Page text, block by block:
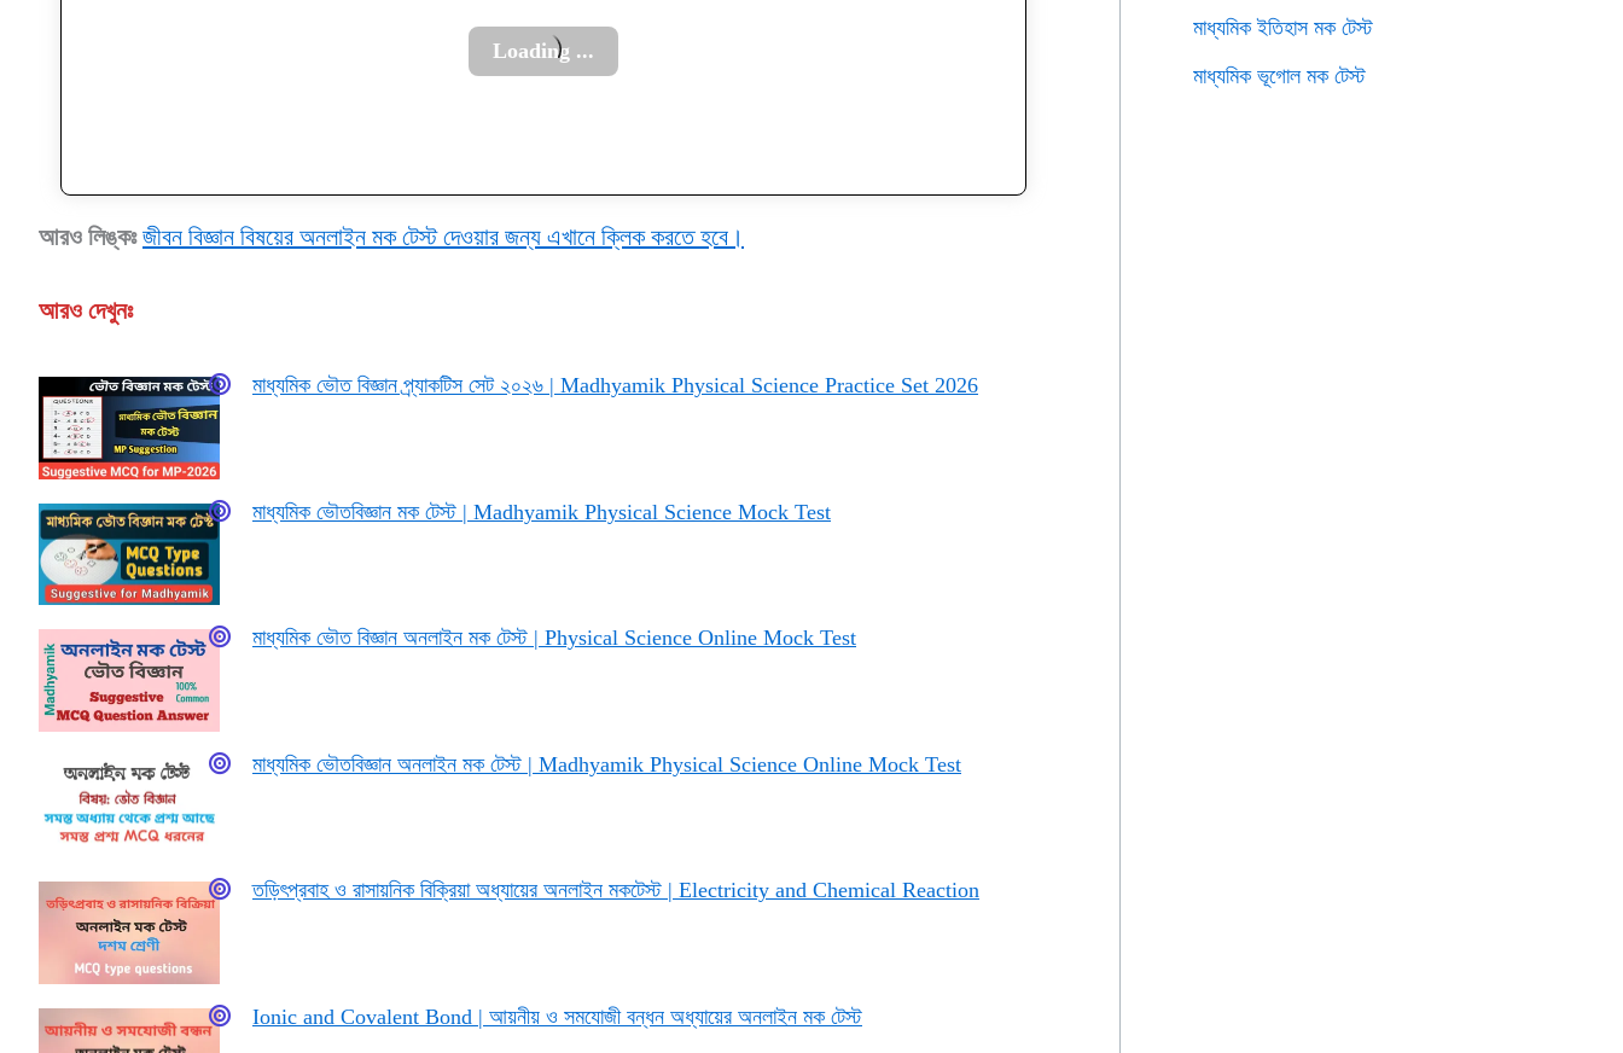
আরও লিঙ্কঃ জীবন বিজ্ঞান বিষয়ের অনলাইন মক টেস্ট দেওয়ার জন্য এখানে ক্লিক করতে হবে।
আরও দেখুনঃ
মাধ্যমিক ভৌত বিজ্ঞান প্র্যাকটিস সেট ২০২৬ | Madhyamik Physical Science Practice Set 2026
মাধ্যমিক ভৌতবিজ্ঞান মক টেস্ট | Madhyamik Physical Science Mock Test
মাধ্যমিক ভৌত বিজ্ঞান অনলাইন মক টেস্ট | Physical Science Online Mock Test
মাধ্যমিক ভৌতবিজ্ঞান অনলাইন মক টেস্ট | Madhyamik Physical Science Online Mock Test
তড়িৎপ্রবাহ ও রাসায়নিক বিক্রিয়া অধ্যায়ের অনলাইন মকটেস্ট | Electricity and Chemical Reaction
Ionic and Covalent Bond | আয়নীয় ও সমযোজী বন্ধন অধ্যায়ের অনলাইন মক টেস্ট
মাধ্যমিক ইতিহাস মক টেস্ট
মাধ্যমিক ভূগোল মক টেস্ট